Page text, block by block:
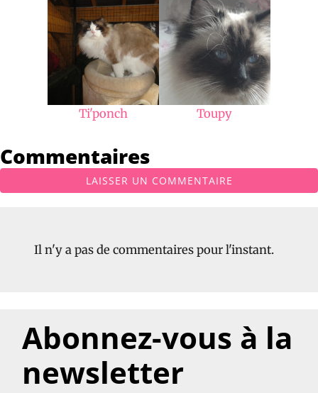
Ti'ponch Toupy
Commentaires
LAISSER UN COMMENTAIRE
Il n'y a pas de commentaires pour l'instant.
Abonnez-vous à la
newsletter